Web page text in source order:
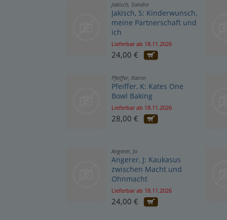
Jakisch, Sandra
Jakisch, S: Kinderwunsch,
meine Partnerschaft und
ich
Lieferbar ab 18.11.2026
24,00 €
Pfeiffer, Katrin
Pfeiffer, K: Kates One
Bowl Baking
Lieferbar ab 18.11.2026
28,00 €
Angerer, Jo
Angerer, J: Kaukasus
zwischen Macht und
Ohnmacht
Lieferbar ab 18.11.2026
24,00 €